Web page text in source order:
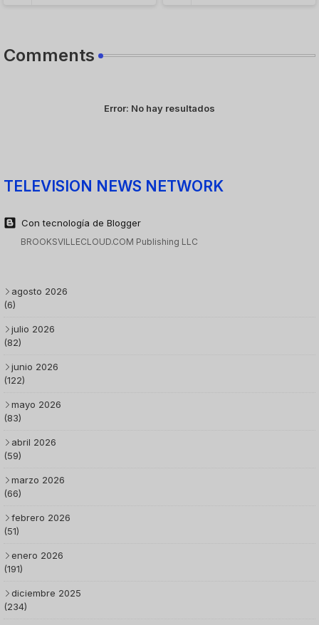
Comments
Error: No hay resultados
TELEVISION NEWS NETWORK
Con tecnología de Blogger
BROOKSVILLECLOUD.COM Publishing LLC
agosto 2026
(6)
julio 2026
(82)
junio 2026
(122)
mayo 2026
(83)
abril 2026
(59)
marzo 2026
(66)
febrero 2026
(51)
enero 2026
(191)
diciembre 2025
(234)